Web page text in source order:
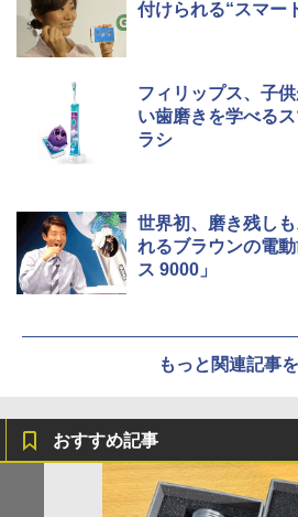
付けられる“スマー
フィリップス、子
い歯磨きを学べる
ラシ
世界初、磨き残し
れるブラウンの電
ス 9000」
もっと関連記事
おすすめ記事